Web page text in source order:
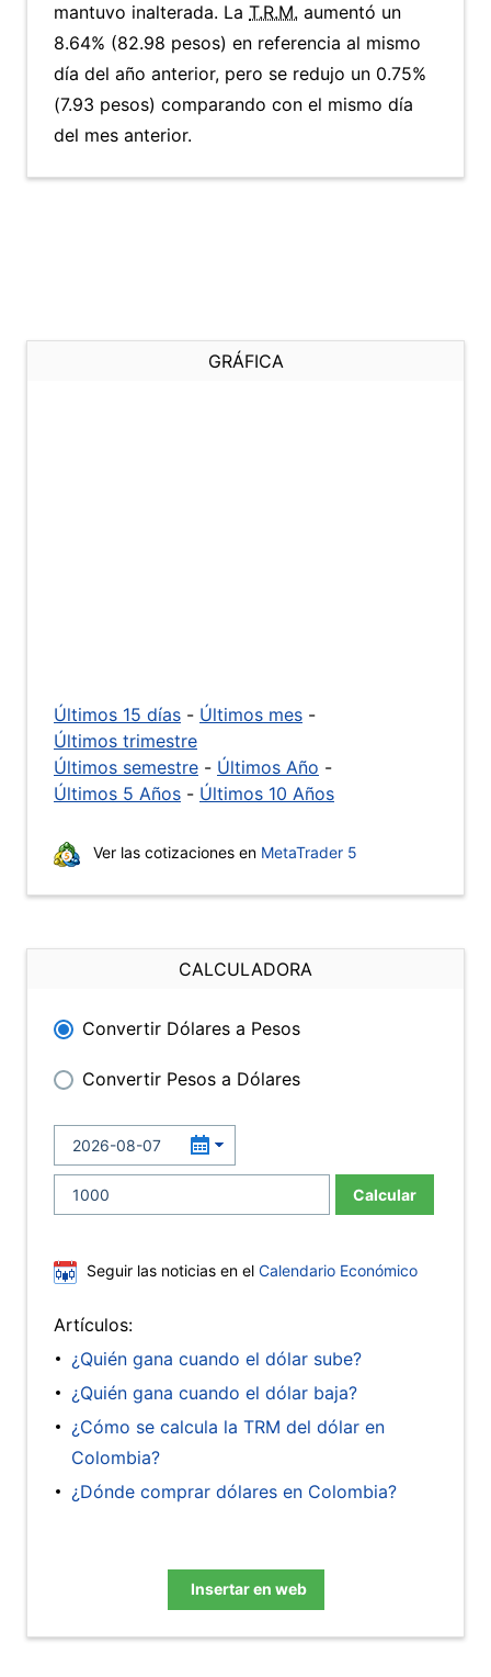
mantuvo inalterada. La T.R.M. aumentó un
8.64% (82.98 pesos) en referencia al mismo
día del año anterior, pero se redujo un 0.75%
(7.93 pesos) comparando con el mismo día
del mes anterior.
GRÁFICA
Últimos 15 días - Últimos mes -
Últimos trimestre
Últimos semestre - Últimos Año -
Últimos 5 Años - Últimos 10 Años
Ver las cotizaciones en MetaTrader 5
CALCULADORA
Convertir Dólares a Pesos
Convertir Pesos a Dólares
Calcular
Seguir las noticias en el Calendario Económico
Artículos:
¿Quién gana cuando el dólar sube?
¿Quién gana cuando el dólar baja?
¿Cómo se calcula la TRM del dólar en
Colombia?
¿Dónde comprar dólares en Colombia?
Insertar en web